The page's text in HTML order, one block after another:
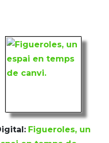
Figueroles, un